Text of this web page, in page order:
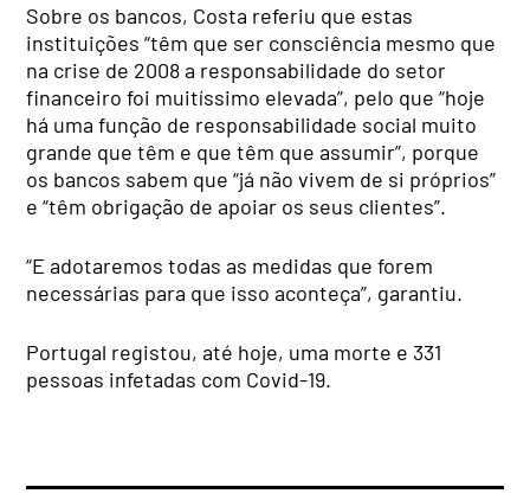
Sobre os bancos, Costa referiu que estas
instituições “têm que ser consciência mesmo que
na crise de 2008 a responsabilidade do setor
financeiro foi muitíssimo elevada”, pelo que “hoje
há uma função de responsabilidade social muito
grande que têm e que têm que assumir”, porque
os bancos sabem que “já não vivem de si próprios”
e “têm obrigação de apoiar os seus clientes”.
“E adotaremos todas as medidas que forem
necessárias para que isso aconteça”, garantiu.
Portugal registou, até hoje, uma morte e 331
pessoas infetadas com Covid-19.